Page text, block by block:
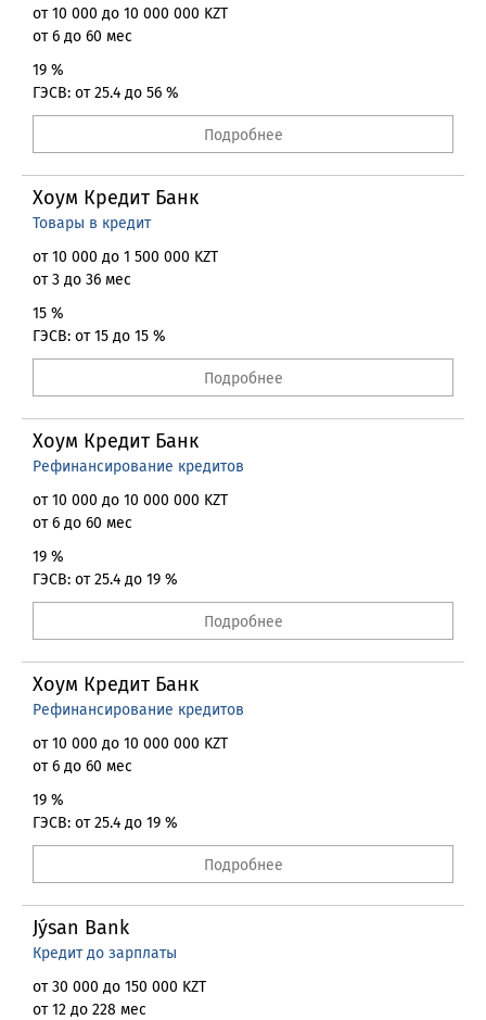
от 10 000 до 10 000 000 KZT
от 6 до 60 мес
19 %
ГЭСВ: от 25.4 до 56 %
Подробнее
Хоум Кредит Банк
Товары в кредит
от 10 000 до 1 500 000 KZT
от 3 до 36 мес
15 %
ГЭСВ: от 15 до 15 %
Подробнее
Хоум Кредит Банк
Рефинансирование кредитов
от 10 000 до 10 000 000 KZT
от 6 до 60 мес
19 %
ГЭСВ: от 25.4 до 19 %
Подробнее
Хоум Кредит Банк
Рефинансирование кредитов
от 10 000 до 10 000 000 KZT
от 6 до 60 мес
19 %
ГЭСВ: от 25.4 до 19 %
Подробнее
Jýsan Bank
Кредит до зарплаты
от 30 000 до 150 000 KZT
от 12 до 228 мес